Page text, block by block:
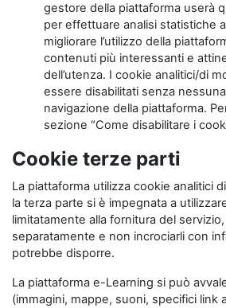
gestore della piattaforma userà
per effettuare analisi statistiche
migliorare l’utilizzo della
contenuti più interessanti e
dell’utenza. I cookie analitici/di
essere disabilitati senza
navigazione della piattaforma.
sezione “Come disabilitare i
Cookie terze parti
La piattaforma utilizza cookie analitici
la terza parte si è impegnata a
limitatamente alla fornitura del
separatamente e non incrociarli con
potrebbe disporre.
La piattaforma e-Learning si può
(immagini, mappe, suoni, specifici link